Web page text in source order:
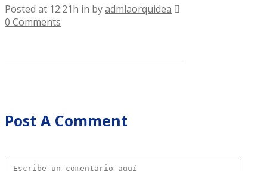
Posted at 12:21h in byadmlaorquidea
0 Comments
Post A Comment